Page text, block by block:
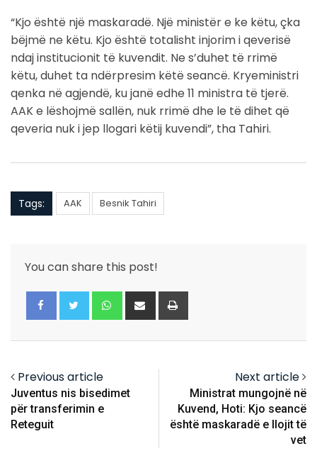
“Kjo është një maskaradë. Një ministër e ke këtu, çka
bëjmë ne këtu. Kjo është totalisht injorim i qeverisë
ndaj institucionit të kuvendit. Ne s’duhet të rrimë
këtu, duhet ta ndërpresim këtë seancë. Kryeministri
qenka në agjendë, ku janë edhe 11 ministra të tjerë.
AAK e lëshojmë sallën, nuk rrimë dhe le të dihet që
qeveria nuk i jep llogari këtij kuvendi”, tha Tahiri.
Tags: AAK Besnik Tahiri
You can share this post!
Whatsapp
Share
via
Previous article
Juventus nis bisedimet
për transferimin e
Reteguit
Next article
Ministrat mungojnë në
Kuvend, Hoti: Kjo seancë
është maskaradë e llojit të
vet